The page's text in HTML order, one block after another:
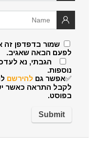
שמור בדפדפן זה
לפעם הבאה שאגיב.
הגבתי, נא
נוספות.
✅אפשר גם להירשם
לקבל התראה כאשר
בפוסט.